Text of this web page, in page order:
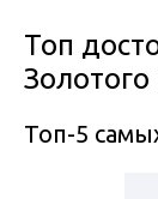
Топ
Золотого
Топ-5